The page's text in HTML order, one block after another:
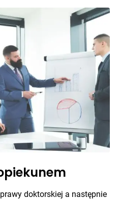
doktorskiej a następnie